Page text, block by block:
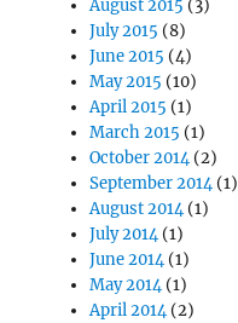
August 2015 (3)
July 2015 (8)
June 2015 (4)
May 2015 (10)
April 2015 (1)
March 2015 (1)
October 2014(2)
September 2014(1)
August 2014(1)
July 2014(1)
June 2014(1)
May 2014(1)
April 2014(2)